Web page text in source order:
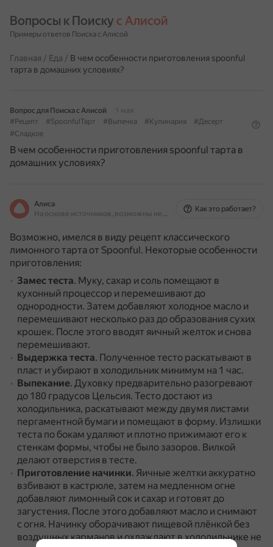
Вопросы к Поиску с Алисой
Примеры ответов Поиска с Алисой
Главная / Еда / В чем особенности приготовления spoonful
тарта в домашних условиях?
Вопрос для Поиска с Алисой
1 мая
#Рецепт
#SpoonfulТарт #Выпечка #Кулинария
#Десерт
#Сладкое
В чем особенности приготовления spoonful тарта в
домашних условиях?
Алиса
На основе источников, возможны неточности
Как это работает?
Возможно, имелся в виду рецепт классического
лимонного тарта от Spoonful. Некоторые особенности
приготовления:
Замес теста. Муку, сахар и соль помещают в
кухонный процессор и перемешивают до
однородности. Затем добавляют холодное масло и
перемешивают несколько раз до образования сухих
крошек. После этого вводят яичный желток и снова
перемешивают.
Выдержка теста. Полученное тесто раскатывают в
пласт и убирают в холодильник минимум на 1 час.
Выпекание. Духовку предварительно разогревают
до 180 градусов Цельсия. Тесто достают из
холодильника, раскатывают между двумя листами
пергаментной бумаги и помещают в форму. Излишки
теста по бокам удаляют и плотно прижимают его к
стенкам формы, чтобы не было зазоров. Вилкой
делают отверстия в тесте.
Приготовление начинки. Яичные желтки аккуратно
взбивают в кастрюле, затем на медленном огне
добавляют лимонный сок и сахар и готовят до
загустения. После этого добавляют масло и снимают
с огня. Начинку оборачивают пищевой плёнкой без
воздушных карманов и охлаждают в холодильнике не